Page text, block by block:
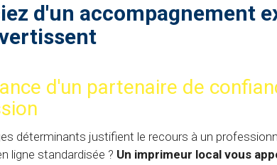
d'un accompagnement
d'un partenaire de
déterminants justifient le recours à un
ligne standardisée ? Un imprimeur local vous